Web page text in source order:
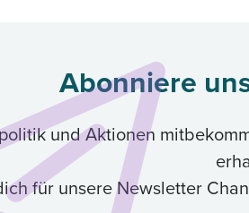
Abonniere
und Aktionen
für unsere Newsletter